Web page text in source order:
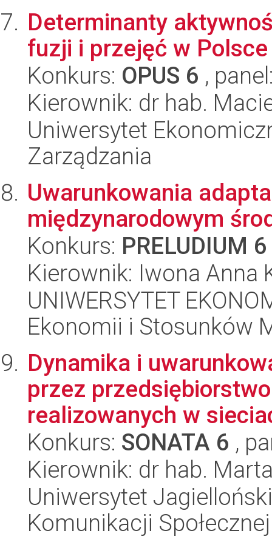
Determinanty
fuzji i przejęć w Polsce
Konkurs: OPUS 6 ,
Kierownik: dr hab.
Uniwersytet
Zarządzania
Uwarunkowania
międzynarodowym
Konkurs: PRELUDIUM 6
Kierownik: Iwona Anna
UNIWERSYTET
Ekonomii i Stosunków
Dynamika i
przez
realizowanych w
Konkurs: SONATA 6 ,
Kierownik: dr hab.
Uniwersytet
Komunikacji Społecznej